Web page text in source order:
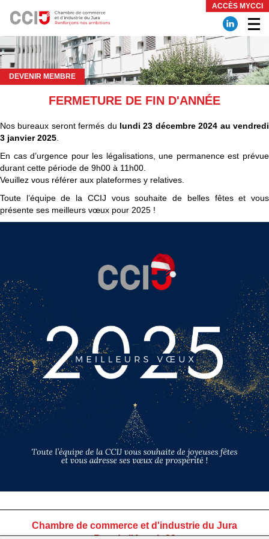
ACCÈS MYCCI
DEVENIR MEMBRE
FERMETURE DE FIN D'ANNÉE
Nos bureaux seront fermés du lundi 23 décembre 2024 au vendredi
3 janvier 2025
En cas d’urgence pour les légalisations, une permanence est prévue
durant cette période de 9h00 à 11h00.
Veuillez vous référer aux plateformes y relatives.
Toute l’équipe de la CCIJ vous souhaite de belles fêtes et vous
présente ses meilleurs vœux pour 2025 !
Chambre de commerce et d'industrie du Jura